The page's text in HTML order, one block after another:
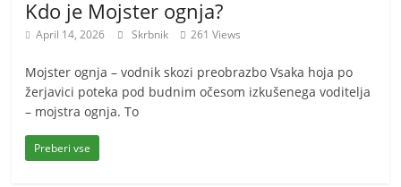
Kdo je Mojster ognja?
April 14, 2026 Skrbnik 261 Views
Mojster ognja – vodnik skozi preobrazbo Vsaka hoja po
žerjavici poteka pod budnim očesom izkušenega voditelja
– mojstra ognja. To
Preberi vse